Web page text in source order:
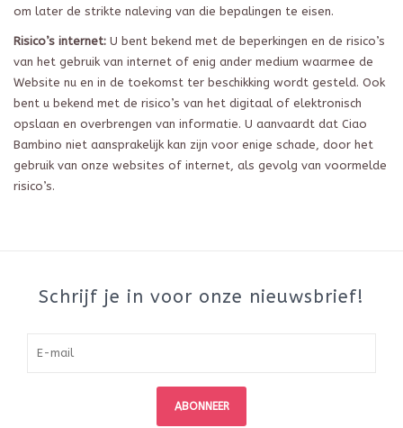
om later de strikte naleving van die bepalingen te eisen.
Risico’s internet: U bent bekend met de beperkingen en de risico’s
van het gebruik van internet of enig ander medium waarmee de
Website nu en in de toekomst ter beschikking wordt gesteld. Ook
bent u bekend met de risico’s van het digitaal of elektronisch
opslaan en overbrengen van informatie. U aanvaardt dat Ciao
Bambino niet aansprakelijk kan zijn voor enige schade, door het
gebruik van onze websites of internet, als gevolg van voormelde
risico’s.
Schrijf je in voor onze nieuwsbrief!
ABONNEER